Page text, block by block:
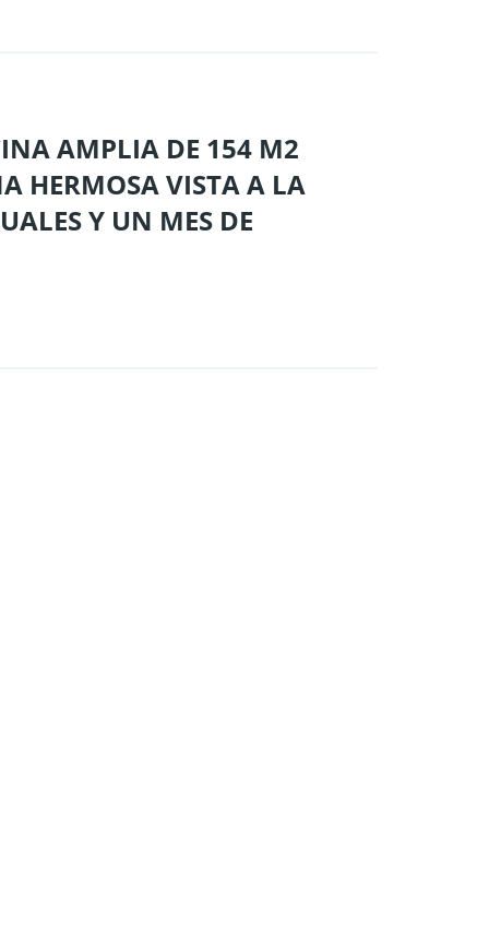
AMPLIA DE 154 M2
HERMOSA VISTA A LA
Y UN MES DE